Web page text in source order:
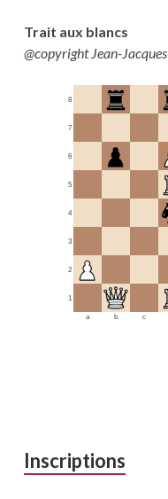
Trait aux blancs
@copyright Jean-Jacques
1
2
3
4
5
6
7
8
a b c
Inscriptions